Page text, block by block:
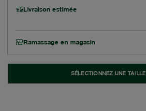
Livraison estimée
Ramassage en magasin
SÉLECTIONNEZ UNE TAILLE